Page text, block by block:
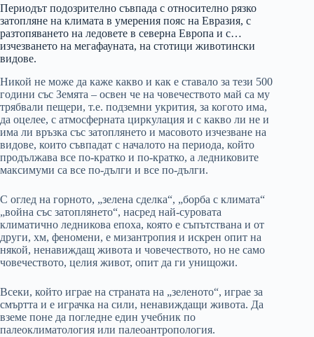
Периодът подозрително съвпада с относително рязко
затопляне на климата в умерения пояс на Евразия, с
разтопяването на ледовете в северна Европа и с…
изчезването на мегафауната, на стотици животински
видове.
Никой не може да каже какво и как е ставало за тези 500
години със Земята – освен че на човечеството май са му
трябвали пещери, т.е. подземни укрития, за когото има,
да оцелее, с атмосферната циркулация и с какво ли не и
има ли връзка със затоплянето и масовото изчезване на
видове, които съвпадат с началото на периода, който
продължава все по-кратко и по-кратко, а ледниковите
максимуми са все по-дълги и все по-дълги.
С оглед на горното, „зелена сделка“, „борба с климата“
„война със затоплянето“, насред най-суровата
климатично ледникова епоха, която е съпътствана и от
други, хм, феномени, е мизантропия и искрен опит на
някой, ненавиждащ живота и човечеството, но не само
човечеството, целия живот, опит да ги унищожи.
Всеки, който играе на страната на „зеленото“, играе за
смъртта и е играчка на сили, ненавиждащи живота. Да
вземе поне да погледне един учебник по
палеоклиматология или палеоантропология.